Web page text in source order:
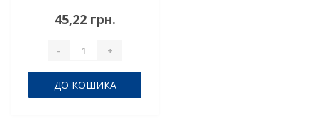
45,22 грн.
- +
ДО КОШИКА